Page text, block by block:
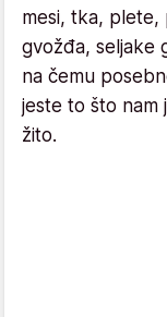
mesi, tka, plete,
gvožđa, seljake
na čemu
jeste to što nam
žito.